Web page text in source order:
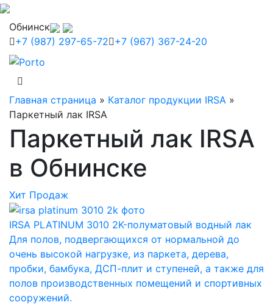
Обнинск
+7 (987) 297-65-72 +7 (967) 367-24-20
Главная страница » Каталог продукции IRSA »
Паркетный лак IRSA
Паркетный лак IRSA
в Обнинске
Хит Продаж
IRSA PLATINUM 3010 2K-полуматовый водный лак
Для полов, подвергающихся от нормальной до
очень высокой нагрузке, из паркета, дерева,
пробки, бамбука, ДСП-плит и ступеней, а также для
полов производственных помещений и спортивных
сооружений.